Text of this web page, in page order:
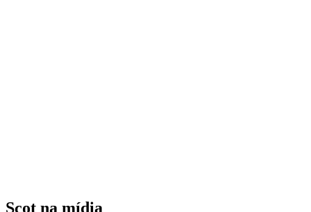
Scot na mídia